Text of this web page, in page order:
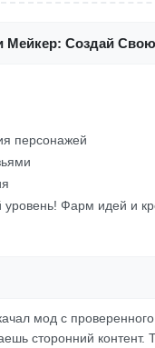
Мейкер: Создай
персонажей
уровень! Фарм идей и
мод с
сторонний контент.